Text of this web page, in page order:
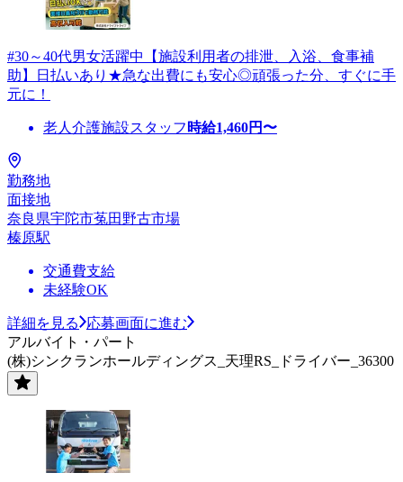
#30～40代男女活躍中【施設利用者の排泄、入浴、食事補
助】日払いあり★急な出費にも安心◎頑張った分、すぐに手
元に！
老人介護施設スタッフ 時給1,460円〜
勤務地
面接地
奈良県宇陀市菟田野古市場
榛原駅
交通費支給
未経験OK
詳細を見る
応募画面に進む
アルバイト・パート
(株)シンクランホールディングス_天理RS_ドライバー_36300